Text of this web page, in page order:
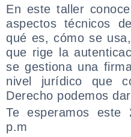
En este taller
aspectos técnicos
qué es, cómo se
que rige la
se gestiona una
nivel jurídico que
Derecho podemos
Te esperamos este
p.m